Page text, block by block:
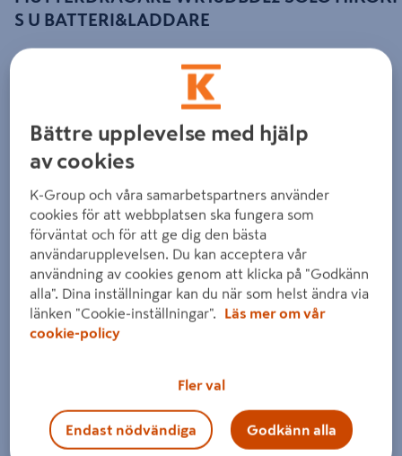
S U BATTERI&LADDARE
Detaljerad beskrivning finns i produktbeskrivningsområdet
Föregående
Bättre upplevelse med hjälp
av cookies
K-Group och våra samarbetspartners använder
cookies för att webbplatsen ska fungera som
förväntat och för att ge dig den bästa
användarupplevelsen. Du kan acceptera vår
användning av cookies genom att klicka på "Godkänn
alla". Dina inställningar kan du när som helst ändra via
länken "Cookie-inställningar".
Läs mer om vår
cookie-policy
Fler val
Endast nödvändiga Godkänn alla